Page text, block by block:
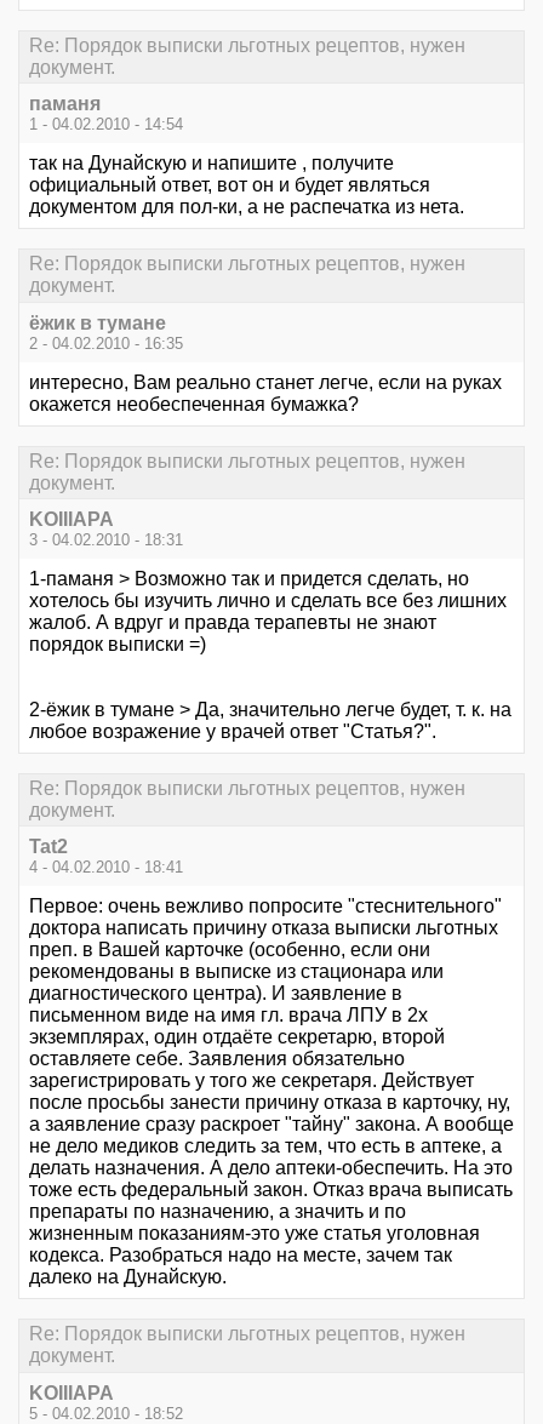
Re: Порядок выписки льготных рецептов, нужен
документ.
паманя
1 - 04.02.2010 - 14:54
так на Дунайскую и напишите , получите
официальный ответ, вот он и будет являться
документом для пол-ки, а не распечатка из нета.
Re: Порядок выписки льготных рецептов, нужен
документ.
ёжик в тумане
2 - 04.02.2010 - 16:35
интересно, Вам реально станет легче, если на руках
окажется необеспеченная бумажка?
Re: Порядок выписки льготных рецептов, нужен
документ.
KOIIIAPA
3 - 04.02.2010 - 18:31
1-паманя > Возможно так и придется сделать, но
хотелось бы изучить лично и сделать все без лишних
жалоб. А вдруг и правда терапевты не знают
порядок выписки =)
2-ёжик в тумане > Да, значительно легче будет, т. к. на
любое возражение у врачей ответ "Статья?".
Re: Порядок выписки льготных рецептов, нужен
документ.
Tat2
4 - 04.02.2010 - 18:41
Первое: очень вежливо попросите "стеснительного"
доктора написать причину отказа выписки льготных
преп. в Вашей карточке (особенно, если они
рекомендованы в выписке из стационара или
диагностического центра). И заявление в
письменном виде на имя гл. врача ЛПУ в 2х
экземплярах, один отдаёте секретарю, второй
оставляете себе. Заявления обязательно
зарегистрировать у того же секретаря. Действует
после просьбы занести причину отказа в карточку, ну,
а заявление сразу раскроет "тайну" закона. А вообще
не дело медиков следить за тем, что есть в аптеке, а
делать назначения. А дело аптеки-обеспечить. На это
тоже есть федеральный закон. Отказ врача выписать
препараты по назначению, а значить и по
жизненным показаниям-это уже статья уголовная
кодекса. Разобраться надо на месте, зачем так
далеко на Дунайскую.
Re: Порядок выписки льготных рецептов, нужен
документ.
KOIIIAPA
5 - 04.02.2010 - 18:52